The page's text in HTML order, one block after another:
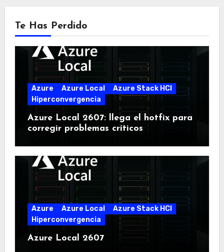
Te Has Perdido
Azure Azure Local
Azure Stack HCI
Hiperconvergencia
Azure Local 2607: llega el hotfix para
corregir problemas críticos
Azure Azure Local
Azure Stack HCI
Hiperconvergencia
Azure Local 2607